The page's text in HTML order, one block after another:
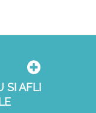
SI AFLI